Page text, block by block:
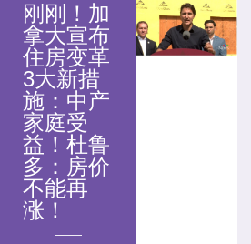
刚刚！加
拿大宣布
住房变革
3大新措
施：中产
家庭受
益！杜鲁
多：房价
不能再
涨！